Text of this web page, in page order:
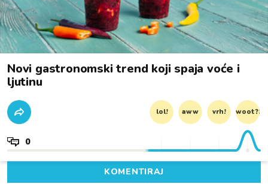
Novi gastronomski trend koji spaja voće i
ljutinu
lol! aww vrh! woot?!
0
KOMENTIRAJ